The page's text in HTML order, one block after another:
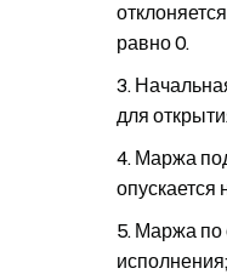
равно 0.
для
Маржа
опускается
Маржа по